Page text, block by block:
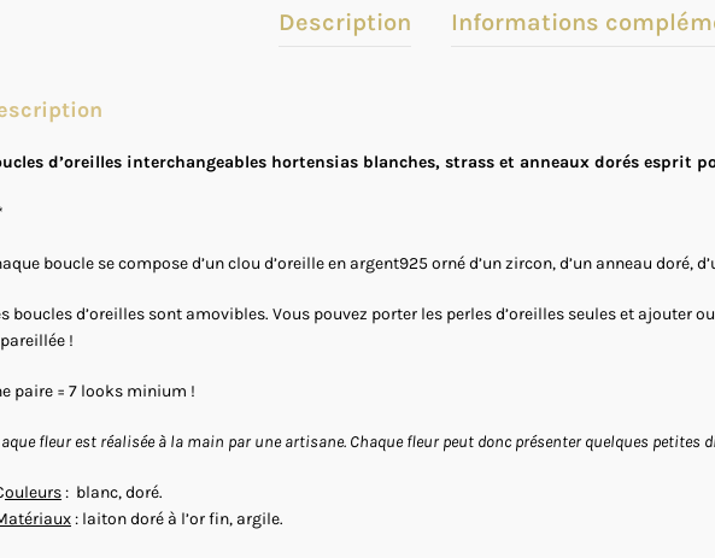
Description Informations
d’oreilles interchangeables hortensias blanches, strass et anneaux dorés esprit
boucle se compose d’un clou d’oreille en argent925 orné d’un zircon, d’un anneau
boucles d’oreilles sont amovibles. Vous pouvez porter les perles d’oreilles seules et ajouter
!
paire = 7 looks minium !
fleur est réalisée à la main par une artisane. Chaque fleur peut donc présenter quelques petites
ouleurs: blanc, doré.
: laiton doré à l’or fin, argile.